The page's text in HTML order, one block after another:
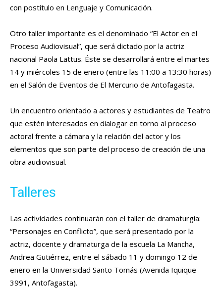
con postítulo en Lenguaje y Comunicación.
Otro taller importante es el denominado “El Actor en el
Proceso Audiovisual”, que será dictado por la actriz
nacional Paola Lattus. Éste se desarrollará entre el martes
14 y miércoles 15 de enero (entre las 11:00 a 13:30 horas)
en el Salón de Eventos de El Mercurio de Antofagasta.
Un encuentro orientado a actores y estudiantes de Teatro
que estén interesados en dialogar en torno al proceso
actoral frente a cámara y la relación del actor y los
elementos que son parte del proceso de creación de una
obra audiovisual.
Talleres
Las actividades continuarán con el taller de dramaturgia:
“Personajes en Conflicto”, que será presentado por la
actriz, docente y dramaturga de la escuela La Mancha,
Andrea Gutiérrez, entre el sábado 11 y domingo 12 de
enero en la Universidad Santo Tomás (Avenida Iquique
3991, Antofagasta).